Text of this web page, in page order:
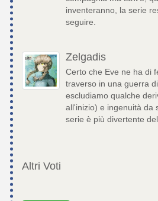
inventeranno, la serie
seguire.
Zelgadis
Certo che Eve ne ha di
traverso in una guerra
escludiamo qualche
all'inizio) e ingenuità da
serie è più divertente
Altri Voti